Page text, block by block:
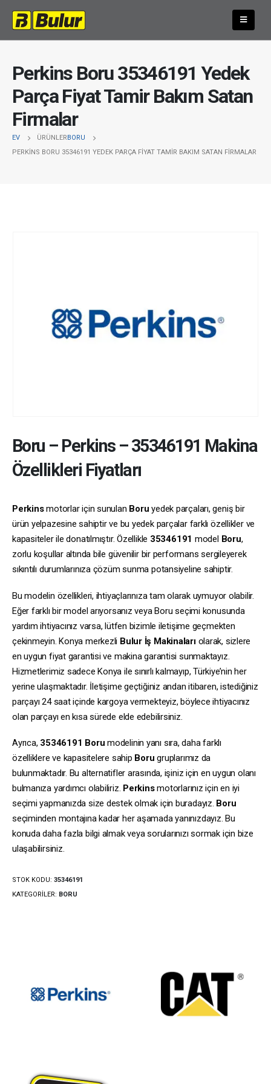
Perkins Boru 35346191 Yedek
Parça Fiyat Tamir Bakım Satan
Firmalar
EV ÜRÜNLERBORU
PERKINS BORU 35346191 YEDEK PARÇA FIYAT TAMIR BAKIM SATAN FIRMALAR
Boru – Perkins–35346191 Makina
Özellikleri Fiyatları
Perkinsmotorlar için sunulan Boru yedek parçaları, geniş bir
ürün yelpazesine sahiptir ve bu yedek parçalar farklı özellikler ve
kapasiteler ile donatılmıştır. Özellikle 35346191 model Boru,
zorlu koşullar altında bile güvenilir bir performans sergileyerek
sıkıntılı durumlarınıza çözüm sunma potansiyeline sahiptir.
Bu modelin özellikleri, ihtiyaçlarınıza tam olarak uymuyor olabilir.
Eğer farklı bir model arıyorsanız veya Boru seçimi konusunda
yardım ihtiyacınız varsa, lütfen bizimle iletişime geçmekten
çekinmeyin. Konya merkezli Bulur İş Makinalarıolarak, sizlere
en uygun fiyat garantisi ve makina garantisi sunmaktayız.
Hizmetlerimiz sadece Konya ile sınırlı kalmayıp, Türkiye’nin her
yerine ulaşmaktadır. İletişime geçtiğiniz andan itibaren, istediğiniz
parçayı 24 saat içinde kargoya vermekteyiz, böylece ihtiyacınız
olan parçayı en kısa sürede elde edebilirsiniz.
Ayrıca, 35346191 Boru modelinin yanı sıra, daha farklı
özelliklere ve kapasitelere sahip Boru gruplarımız da
bulunmaktadır. Bu alternatifler arasında, işiniz için en uygun olanı
bulmanıza yardımcı olabiliriz. Perkinsmotorlarınız için en iyi
seçimi yapmanızda size destek olmak için buradayız. Boru
seçiminden montajına kadar her aşamada yanınızdayız. Bu
konuda daha fazla bilgi almak veya sorularınızı sormak için bize
ulaşabilirsiniz.
STOK KODU: 35346191
KATEGORILER: BORU